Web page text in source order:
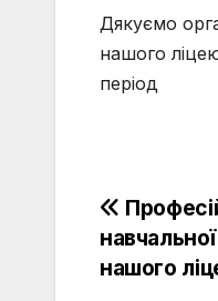
Дякуємо
нашого
період
нашого